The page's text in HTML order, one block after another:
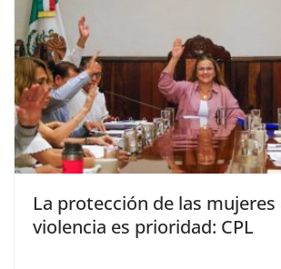
La protección de las mujeres
violencia es prioridad: CPL